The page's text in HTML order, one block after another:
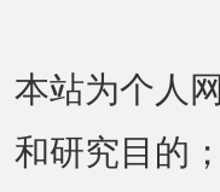
本站为个人
和研究目的